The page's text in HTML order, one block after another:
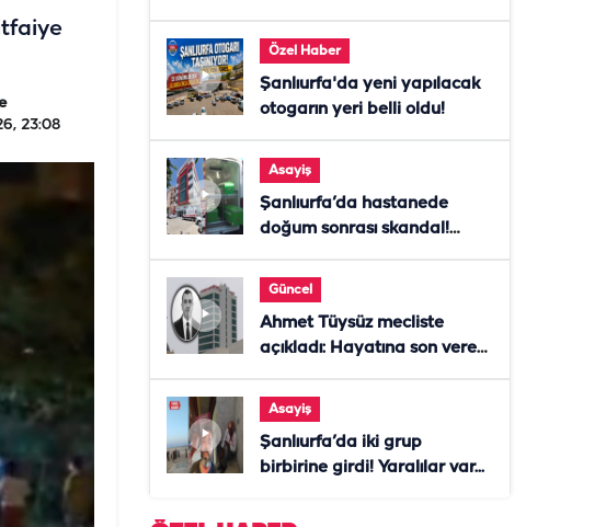
23:08
Özel Haber
Şanlıurfa'da yeni yapılacak
otogarın yeri belli oldu!
Asayiş
Şanlıurfa’da hastanede
doğum sonrası skandal!
Güncel
Ahmet Tüysüz mecliste
açıkladı: Hayatına son veren
ölmezdim" notunu bıraktı
Asayiş
Şanlıurfa’da iki grup
birbirine girdi! Yaralılar var...